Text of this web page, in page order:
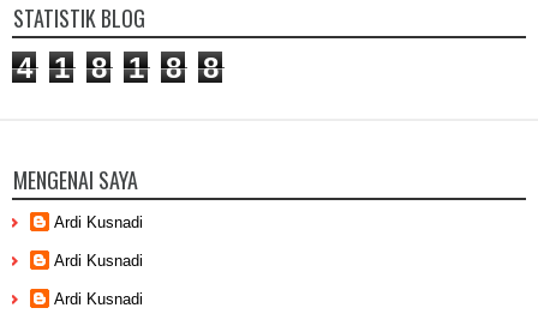
STATISTIK BLOG
4 1 8 1 8 8
MENGENAI SAYA
Ardi Kusnadi
Ardi Kusnadi
Ardi Kusnadi